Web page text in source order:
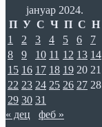
јануар 2024.
П У С Ч П С Н
1
2 3 4 5 6
7
8
9 10 11 12 13 14
15 16 17 18 19 20 21
22 23 24 25 26 27 28
29 30 31
« дец
феб »